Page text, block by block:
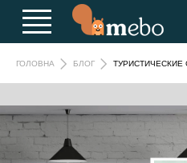
ГОЛОВНА БЛОГ ТУРИСТИЧЕСКИЕ